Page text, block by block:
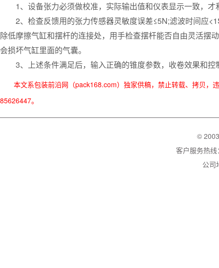
1、设备张力必须做校准，实际输出值和仪表显示一致，才
2、检查反馈用的张力传感器灵敏度误差≤5N;滤波时间应
除低摩擦气缸和摆杆的连接处，用手检查摆杆能否自由灵活摆
会损坏气缸里面的气囊。
3、上述条件满足后，输入正确的锥度参数，收卷效果和控
本文系包装前沿网（pack168.com）独家供稿，禁止转载、拷贝，
85626447。
©
客户服务热
公司